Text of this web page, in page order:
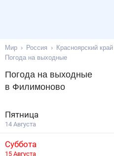
Мир Россия Красноярский край
Погода на выходные
Погода на выходные
в Филимоново
Пятница
14 Августа
Суббота
15 Августа